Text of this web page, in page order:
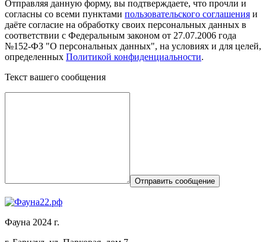
Отправляя данную форму, вы подтверждаете, что прочли и
согласны со всеми пунктами пользовательского соглашения и
даёте согласие на обработку своих персональных данных в
соответствии с Федеральным законом от 27.07.2006 года
№152-ФЗ "О персональных данных", на условиях и для целей,
определенных Политикой конфиденциальности.
Текст вашего сообщения
Отправить сообщение
Фауна 2024 г.